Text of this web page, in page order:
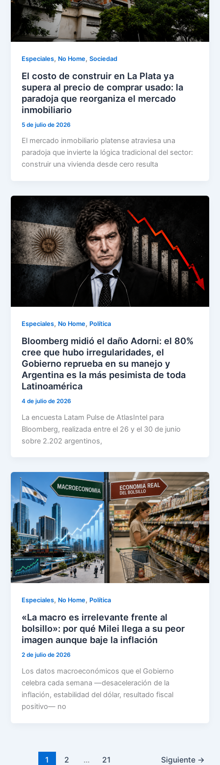
Especiales, No Home,Sociedad
El costo de construir en La Plata ya
supera al precio de comprar usado: la
paradoja que reorganiza el mercado
inmobiliario
5 de julio de 2026
El mercado inmobiliario platense atraviesa una
paradoja que invierte la lógica tradicional del sector:
construir una vivienda desde cero resulta
Especiales, No Home, Política
Bloomberg midió el daño Adorni: el 80%
cree que hubo irregularidades, el
Gobierno reprueba en su manejo y
Argentina es la más pesimista de toda
Latinoamérica
4 de julio de 2026
La encuesta Latam Pulse de AtlasIntel para
Bloomberg, realizada entre el 26 y el 30 de junio
sobre 2.202 argentinos,
Especiales, No Home, Política
«La macro es irrelevante frente al
bolsillo»: por qué Milei llega a su peor
imagen aunque baje la inflación
2 de julio de 2026
Los datos macroeconómicos que el Gobierno
celebra cada semana —desaceleración de la
inflación, estabilidad del dólar, resultado fiscal
positivo— no
1 2 … 21 Siguiente →